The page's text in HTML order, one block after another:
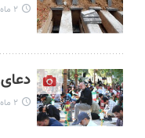
۲ ماه قبل
۲ ماه قبل